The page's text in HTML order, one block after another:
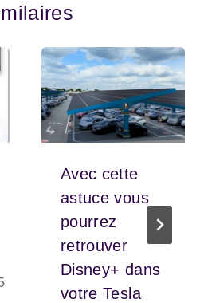
Avec cette
astuce vous
pourrez
retrouver
Disney+ dans
votre Tesla